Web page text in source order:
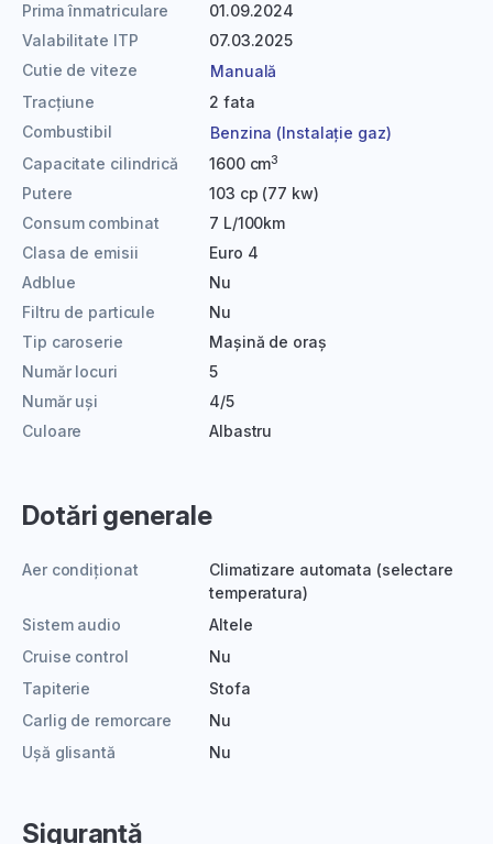
Prima înmatriculare
01.09.2024
Valabilitate ITP
07.03.2025
Cutie de viteze
Manuală
Tracțiune
2 fata
Combustibil
Benzina (Instalație gaz)
Capacitate cilindrică
1600 cm3
Putere
103 cp (77 kw)
Consum combinat
7 L/100km
Clasa de emisii
Euro 4
Adblue
Nu
Filtru de particule
Nu
Tip caroserie
Mașină de oraș
Număr locuri
5
Număr uși
4/5
Culoare
Albastru
Dotări generale
Aer condiționat
Climatizare automata (selectare
temperatura)
Sistem audio
Altele
Cruise control
Nu
Tapiterie
Stofa
Carlig de remorcare
Nu
Ușă glisantă
Nu
Siguranță